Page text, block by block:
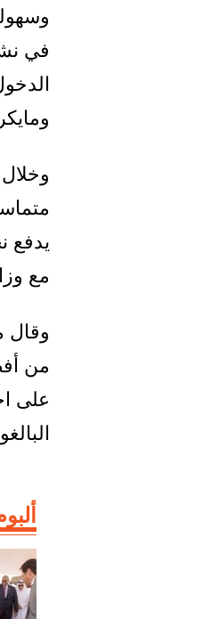
في
يدفع
مع
وقال
على